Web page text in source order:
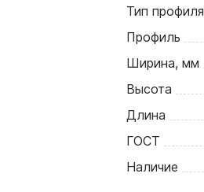
Тип профиля
Профиль
Ширина, мм
Высота
Длина
ГОСТ
Наличие